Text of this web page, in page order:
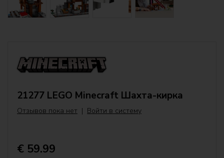
21277 LEGO Minecraft Шахта-кирка
Отзывов пока нет | Войти в систему
€ 59.99
DOTS™
DUPLO®
Gabby`s Dollhouse